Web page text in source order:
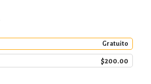
Gratuito
$200.00